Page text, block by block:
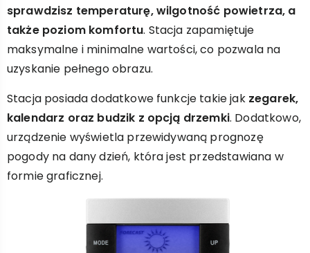
sprawdzisz temperaturę, wilgotność powietrza, a
także poziom komfortu. Stacja zapamiętuje
maksymalne i minimalne wartości, co pozwala na
uzyskanie pełnego obrazu.
Stacja posiada dodatkowe funkcje takie jak zegarek,
kalendarz oraz budzik z opcją drzemki. Dodatkowo,
urządzenie wyświetla przewidywaną prognozę
pogody na dany dzień, która jest przedstawiana w
formie graficznej.